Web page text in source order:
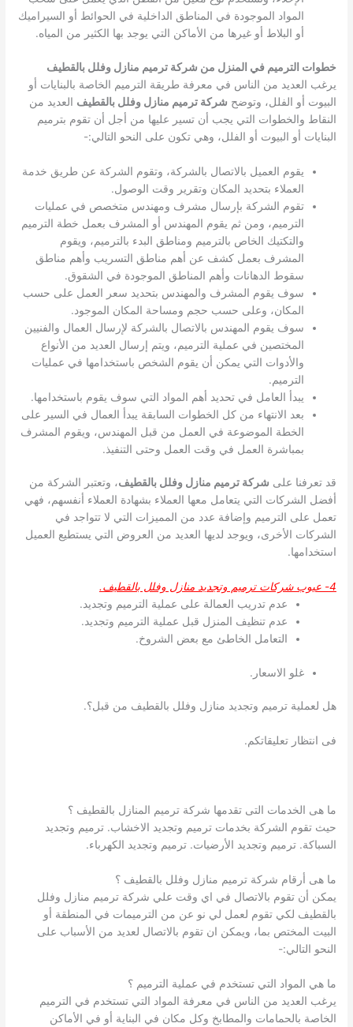
المواد الموجودة في المناطق الداخلية في الحوائط أو السيراميك
أو البلاط أو غيرها من الأماكن التي يوجد بها الكثير من المياه.
خطوات الترميم في المنزل من شركة ترميم منازل وفلل بالقطيف
يرغب العديد من الناس في معرفة طريقة الترميم الخاصة بالبنايات أو
البيوت أو الفلل، وتوضح شركة ترميم منازل وفلل بالقطيف العديد من
النقاط والخطوات التي يجب أن تسير عليها من أجل أن تقوم بترميم
البنايات أو البيوت أو الفلل، وهي تكون على النحو التالي:-
يقوم العميل بالاتصال بالشركة، وتقوم الشركة عن طريق خدمة
العملاء بتحديد المكان وتقرير وقت الوصول.
تقوم الشركة بإرسال مشرف ومهندس متخصص في عمليات
الترميم، ومن ثم يقوم المهندس أو المشرف بعمل خطة الترميم
والتكتيك الخاص بالترميم ومناطق البدء بالترميم، ويقوم
المشرف بعمل كشف عن أهم مناطق التسريب وأهم مناطق
سقوط الدهانات وأهم المناطق الموجودة في الشقوق.
سوف يقوم المشرف والمهندس بتحديد سعر العمل على حسب
المكان، وعلى حسب حجم ومساحة المكان الموجود.
سوف يقوم المهندس بالاتصال بالشركة لإرسال العمال والفنيين
المختصين في عملية الترميم، ويتم إرسال العديد من الأنواع
والأدوات التي يمكن أن يقوم الشخص باستخدامها في عمليات
الترميم.
يبدأ العامل في تحديد أهم المواد التي سوف يقوم باستخدامها.
بعد الانتهاء من كل الخطوات السابقة يبدأ العمال في السير على
الخطة الموضوعة في العمل من قبل المهندس، ويقوم المشرف
بمباشرة العمل في وقت العمل وحتى التنفيذ.
قد تعرفنا على شركة ترميم منازل وفلل بالقطيف، وتعتبر الشركة من
أفضل الشركات التي يتعامل معها العملاء بشهادة العملاء أنفسهم، فهي
تعمل على الترميم وإضافة عدد من المميزات التي لا تتواجد في
الشركات الأخرى، ويوجد لديها العديد من العروض التي يستطيع العميل
استخدامها.
4- عيوب شركات ترميم وتجديد منازل وفلل بالقطيف.
عدم تدريب العمالة على عملية الترميم وتجديد.
عدم تنظيف المنزل قبل عملية الترميم وتجديد.
التعامل الخاطئ مع بعض الشروخ.
غلو الاسعار.
هل لعملية ترميم وتجديد منازل وفلل بالقطيف من قبل؟.
فى انتظار تعليقاتكم.
ما هى الخدمات التى تقدمها شركة ترميم المنازل بالقطيف ؟
حيث تقوم الشركة بخدمات ترميم وتجديد الاخشاب. ترميم وتجديد
السباكة. ترميم وتجديد الأرضيات. ترميم وتجديد الكهرباء.
ما هى أرقام شركة ترميم منازل وفلل بالقطيف ؟
يمكن أن تقوم بالاتصال في اي وقت علي شركة ترميم منازل وفلل
بالقطيف لكي تقوم لعمل لي نو عن من الترميمات في المنطقة أو
البيت المختص بما، ويمكن ان تقوم بالاتصال لعديد من الأسباب على
النحو التالي:-
ما هي المواد التي تستخدم في عملية الترميم ؟
يرغب العديد من الناس في معرفة المواد التي تستخدم في الترميم
الخاصة بالحمامات والمطابخ وكل مكان في البناية أو في الأماكن